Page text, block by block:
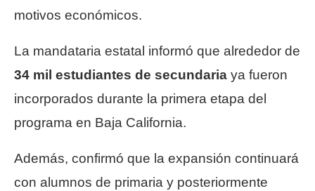
motivos económicos.
La mandataria estatal informó que alrededor de
34 mil estudiantes de secundaria ya fueron
incorporados durante la primera etapa del
programa en Baja California.
Además, confirmó que la expansión continuará
con alumnos de primaria y posteriormente